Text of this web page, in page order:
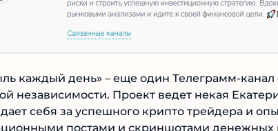
каждый день» – еще один Телеграмм-канал
независимости. Проект ведет некая
себя за успешного крипто трейдера и
постами и скриншотами